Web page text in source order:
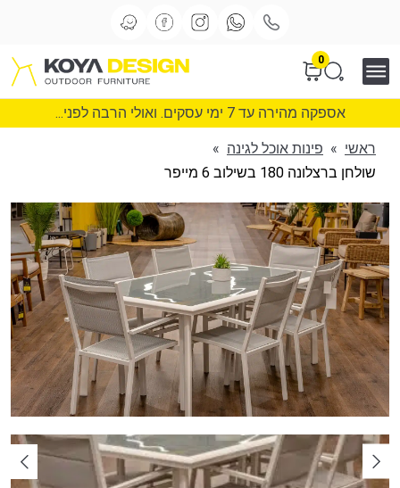
0
אספקה מהירה עד 7 ימי עסקים. ואולי הרבה לפני...
ראשי » פינות אוכל לגינה »
שולחן ברצלונה 180 בשילוב 6 מייפר